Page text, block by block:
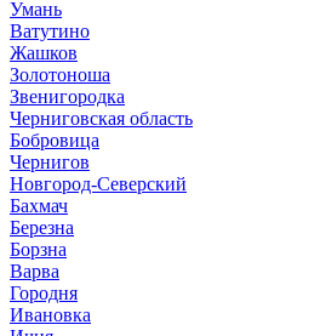
Умань
Ватутино
Жашков
Золотоноша
Звенигородка
Черниговская область
Бобровица
Чернигов
Новгород-Северский
Бахмач
Березна
Борзна
Варва
Городня
Ивановка